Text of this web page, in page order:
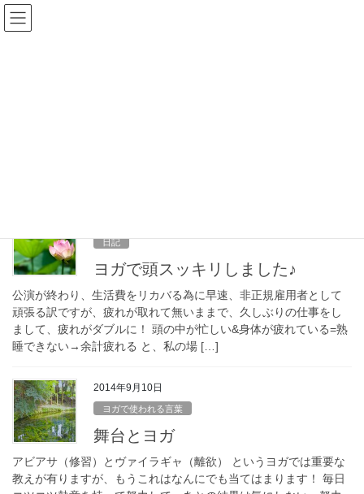
コ
ン
ナ
ビ
日記
ヨガで頭スッキリしました♪
公演が終わり、生活費をリカバる為に早速、非正規雇用者として
頑張る訳ですが、疲れが取れて無いままで、久しぶりの仕事をし
まして、疲れがダブルに！ 頭の中が忙しい&身体が疲れている=熟
睡できない→余計疲れる と、私の場 […]
2014年9月10日
ヨガで使われる言葉
舞台とヨガ
アビアサ（修習）とヴァイラギャ（離欲） というヨガでは重要な
教えが有りますが、もうこれはなんにでも当てはまります！ 毎日